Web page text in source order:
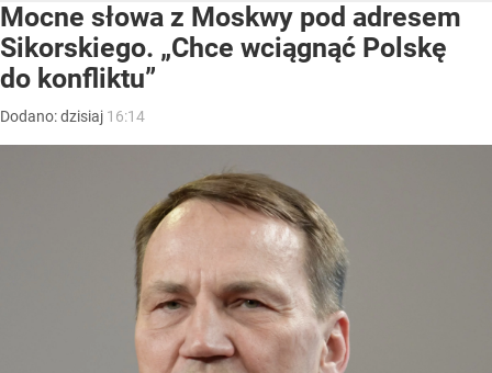
Mocne słowa z Moskwy pod adresem
Sikorskiego. „Chce wciągnąć Polskę
do konfliktu”
Dodano:dzisiaj 16:14